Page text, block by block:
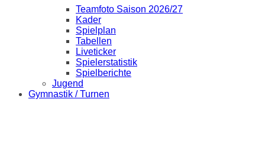
Teamfoto Saison 2026/27
Kader
Spielplan
Tabellen
Liveticker
Spielerstatistik
Spielberichte
Jugend
Gymnastik / Turnen